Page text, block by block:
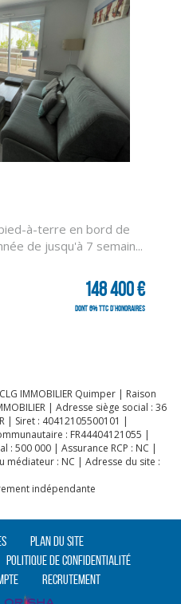
à-terre en bord de
de jusqu'à 7 semain...
148 400 €
dont 6% TTC d'honoraires
IMMOBILIER Quimper | Raison
| Adresse siège social : 36
| Siret : 40412105500101 |
: FR44404121055 |
: 500 000 | Assurance RCP : NC |
médiateur : NC | Adresse du site :
indépendante
Plan du site
Politique de confidentialité
Recrutement